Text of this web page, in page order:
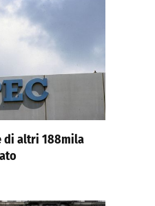
di altri 188mila